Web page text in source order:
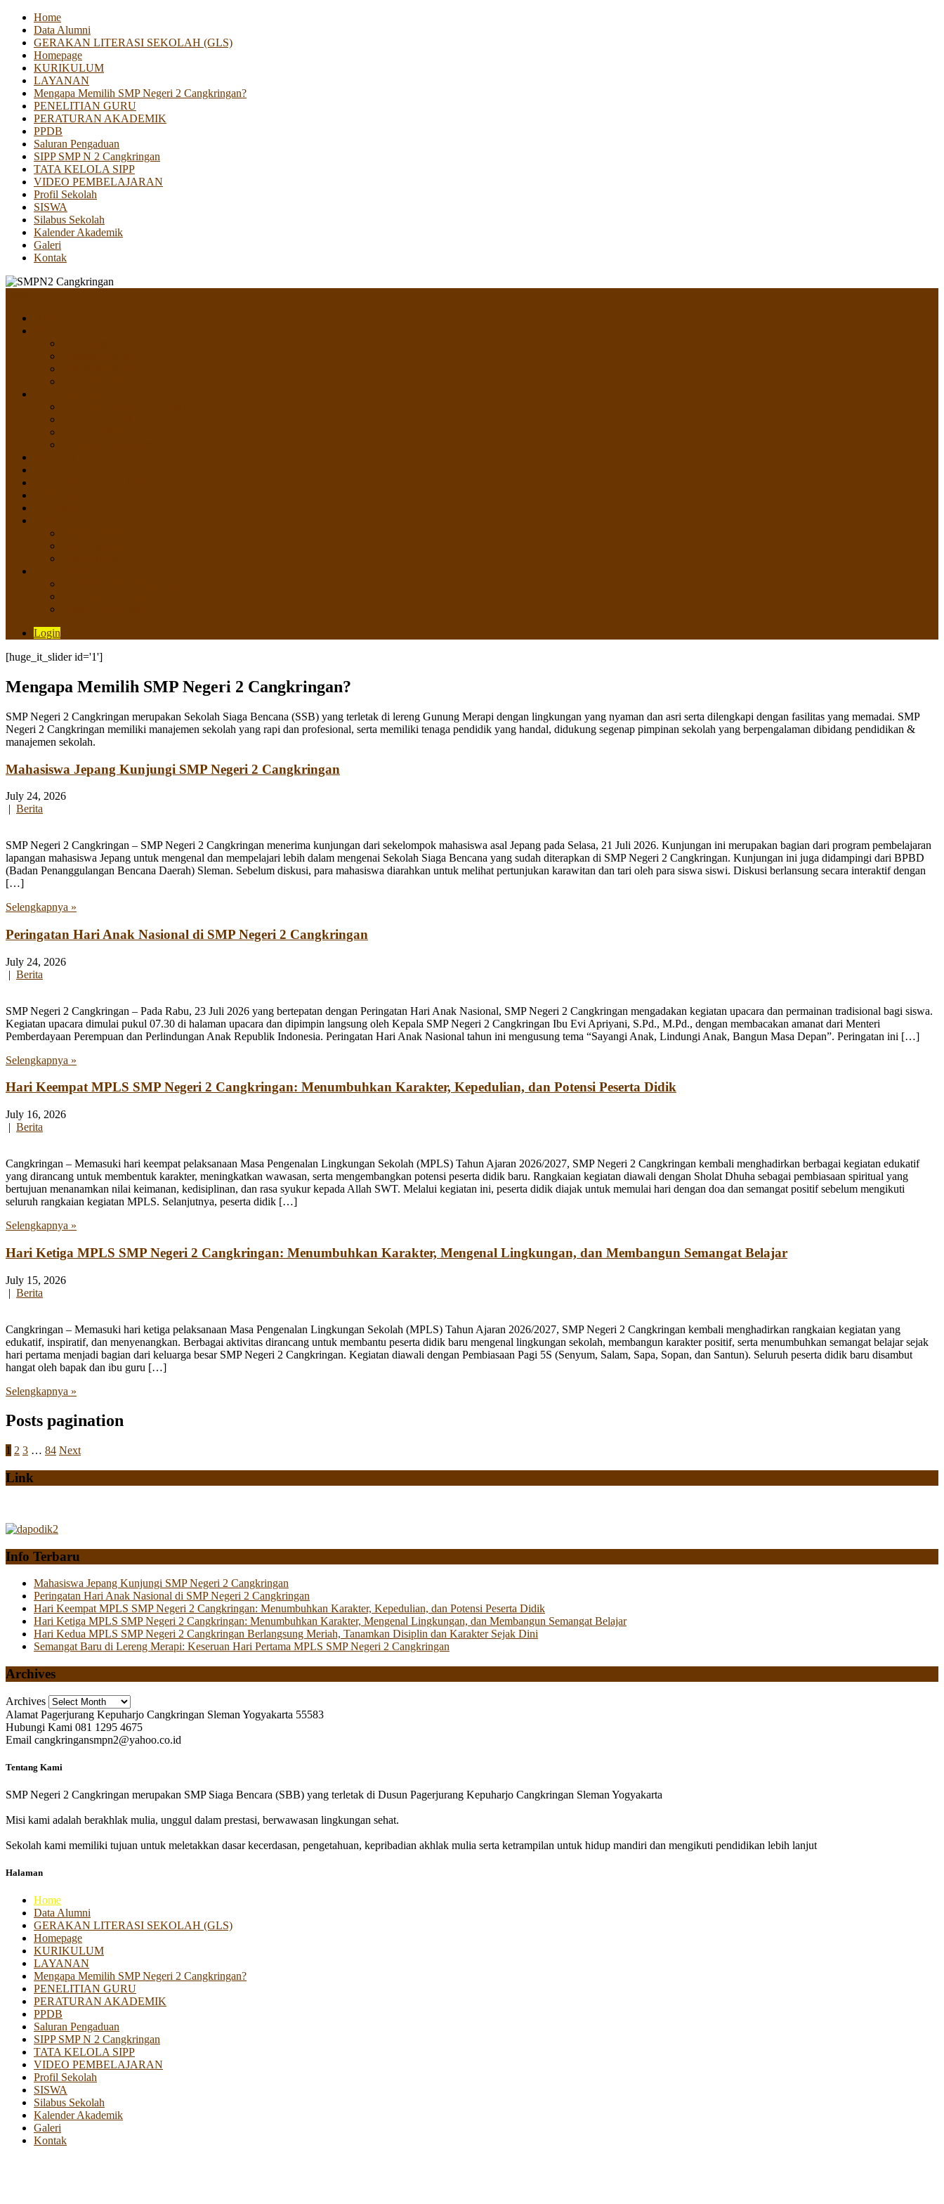
Home
Data Alumni
GERAKAN LITERASI SEKOLAH (GLS)
Homepage
KURIKULUM
LAYANAN
Mengapa Memilih SMP Negeri 2 Cangkringan?
PENELITIAN GURU
PERATURAN AKADEMIK
PPDB
Saluran Pengaduan
SIPP SMP N 2 Cangkringan
TATA KELOLA SIPP
VIDEO PEMBELAJARAN
Profil Sekolah
SISWA
Silabus Sekolah
Kalender Akademik
Galeri
Kontak
Login
[huge_it_slider id='1']
Mengapa Memilih SMP Negeri 2 Cangkringan?
SMP Negeri 2 Cangkringan merupakan Sekolah Siaga Bencana (SSB) yang terletak di lereng Gunung Merapi dengan lingkungan yang nyaman dan asri serta dilengkapi dengan fasilitas yang memadai. SMP
Negeri 2 Cangkringan memiliki manajemen sekolah yang rapi dan profesional, serta memiliki tenaga pendidik yang handal, didukung segenap pimpinan sekolah yang berpengalaman dibidang pendidikan &
manajemen sekolah.
Mahasiswa Jepang Kunjungi SMP Negeri 2 Cangkringan
July 24, 2026
| Berita
SMP Negeri 2 Cangkringan – SMP Negeri 2 Cangkringan menerima kunjungan dari sekelompok mahasiswa asal Jepang pada Selasa, 21 Juli 2026. Kunjungan ini merupakan bagian dari program pembelajaran
lapangan mahasiswa Jepang untuk mengenal dan mempelajari lebih dalam mengenai Sekolah Siaga Bencana yang sudah diterapkan di SMP Negeri 2 Cangkringan. Kunjungan ini juga didampingi dari BPBD
(Badan Penanggulangan Bencana Daerah) Sleman. Sebelum diskusi, para mahasiswa diarahkan untuk melihat pertunjukan karawitan dan tari oleh para siswa siswi. Diskusi berlansung secara interaktif dengan
[…]
Selengkapnya »
Peringatan Hari Anak Nasional di SMP Negeri 2 Cangkringan
July 24, 2026
| Berita
SMP Negeri 2 Cangkringan – Pada Rabu, 23 Juli 2026 yang bertepatan dengan Peringatan Hari Anak Nasional, SMP Negeri 2 Cangkringan mengadakan kegiatan upacara dan permainan tradisional bagi siswa.
Kegiatan upacara dimulai pukul 07.30 di halaman upacara dan dipimpin langsung oleh Kepala SMP Negeri 2 Cangkringan Ibu Evi Apriyani, S.Pd., M.Pd., dengan membacakan amanat dari Menteri
Pemberdayaan Perempuan dan Perlindungan Anak Republik Indonesia. Peringatan Hari Anak Nasional tahun ini mengusung tema “Sayangi Anak, Lindungi Anak, Bangun Masa Depan”. Peringatan ini […]
Selengkapnya »
Hari Keempat MPLS SMP Negeri 2 Cangkringan: Menumbuhkan Karakter, Kepedulian, dan Potensi Peserta Didik
July 16, 2026
| Berita
Cangkringan – Memasuki hari keempat pelaksanaan Masa Pengenalan Lingkungan Sekolah (MPLS) Tahun Ajaran 2026/2027, SMP Negeri 2 Cangkringan kembali menghadirkan berbagai kegiatan edukatif
yang dirancang untuk membentuk karakter, meningkatkan wawasan, serta mengembangkan potensi peserta didik baru. Rangkaian kegiatan diawali dengan Sholat Dhuha sebagai pembiasaan spiritual yang
bertujuan menanamkan nilai keimanan, kedisiplinan, dan rasa syukur kepada Allah SWT. Melalui kegiatan ini, peserta didik diajak untuk memulai hari dengan doa dan semangat positif sebelum mengikuti
seluruh rangkaian kegiatan MPLS. Selanjutnya, peserta didik […]
Selengkapnya »
Hari Ketiga MPLS SMP Negeri 2 Cangkringan: Menumbuhkan Karakter, Mengenal Lingkungan, dan Membangun Semangat Belajar
July 15, 2026
| Berita
Cangkringan – Memasuki hari ketiga pelaksanaan Masa Pengenalan Lingkungan Sekolah (MPLS) Tahun Ajaran 2026/2027, SMP Negeri 2 Cangkringan kembali menghadirkan rangkaian kegiatan yang
edukatif, inspiratif, dan menyenangkan. Berbagai aktivitas dirancang untuk membantu peserta didik baru mengenal lingkungan sekolah, membangun karakter positif, serta menumbuhkan semangat belajar sejak
hari pertama menjadi bagian dari keluarga besar SMP Negeri 2 Cangkringan. Kegiatan diawali dengan Pembiasaan Pagi 5S (Senyum, Salam, Sapa, Sopan, dan Santun). Seluruh peserta didik baru disambut
hangat oleh bapak dan ibu guru […]
Selengkapnya »
Posts pagination
1 2 3 … 84 Next
Link
Info Terbaru
Mahasiswa Jepang Kunjungi SMP Negeri 2 Cangkringan
Peringatan Hari Anak Nasional di SMP Negeri 2 Cangkringan
Hari Keempat MPLS SMP Negeri 2 Cangkringan: Menumbuhkan Karakter, Kepedulian, dan Potensi Peserta Didik
Hari Ketiga MPLS SMP Negeri 2 Cangkringan: Menumbuhkan Karakter, Mengenal Lingkungan, dan Membangun Semangat Belajar
Hari Kedua MPLS SMP Negeri 2 Cangkringan Berlangsung Meriah, Tanamkan Disiplin dan Karakter Sejak Dini
Semangat Baru di Lereng Merapi: Keseruan Hari Pertama MPLS SMP Negeri 2 Cangkringan
Archives
Archives
Alamat Pagerjurang Kepuharjo Cangkringan Sleman Yogyakarta 55583
Hubungi Kami 081 1295 4675
Email cangkringansmpn2@yahoo.co.id
Tentang Kami
SMP Negeri 2 Cangkringan merupakan SMP Siaga Bencara (SBB) yang terletak di Dusun Pagerjurang Kepuharjo Cangkringan Sleman Yogyakarta
Misi kami adalah berakhlak mulia, unggul dalam prestasi, berwawasan lingkungan sehat.
Sekolah kami memiliki tujuan untuk meletakkan dasar kecerdasan, pengetahuan, kepribadian akhlak mulia serta ketrampilan untuk hidup mandiri dan mengikuti pendidikan lebih lanjut
Halaman
Home
Data Alumni
GERAKAN LITERASI SEKOLAH (GLS)
Homepage
KURIKULUM
LAYANAN
Mengapa Memilih SMP Negeri 2 Cangkringan?
PENELITIAN GURU
PERATURAN AKADEMIK
PPDB
Saluran Pengaduan
SIPP SMP N 2 Cangkringan
TATA KELOLA SIPP
VIDEO PEMBELAJARAN
Profil Sekolah
SISWA
Silabus Sekolah
Kalender Akademik
Galeri
Kontak